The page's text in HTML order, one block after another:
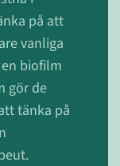
på att
vanliga
biofilm
gör de
tänka på